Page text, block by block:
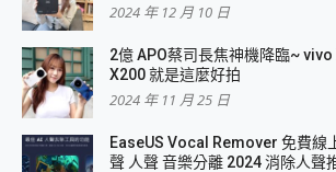
2024 年 12 月 10 日
2億 APO蔡司長焦神機降臨~
X200 就是這麼好拍
2024 年 11 月 25 日
EaseUS Vocal Remover 免費線
聲 人聲 音樂分離 2024 消除人聲